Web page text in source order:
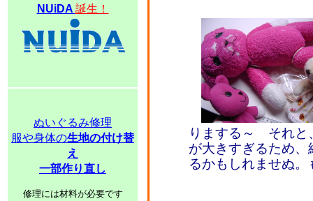
NUiDA 誕生！
ぬいぐるみ修理
服や身体の生地の付け替
え
一部作り直し
修理には材料が必要です
りまする～ それと
が大きすぎるため
るかもしれませぬ